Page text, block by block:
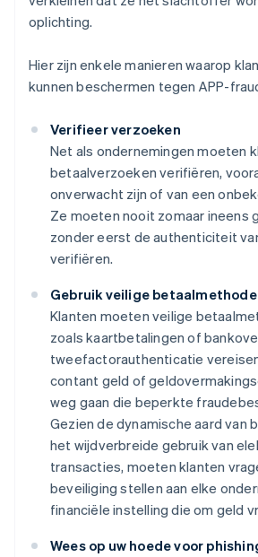
oplichting.
Hier zijn enkele manieren waarop
kunnen beschermen tegen APP-
Verifieer verzoeken
Net als ondernemingen moeten
betaalverzoeken verifiëren,
onverwacht zijn of van een
Ze moeten nooit zomaar ineens
zonder eerst de authenticiteit
verifiëren.
Gebruik veilige
Klanten moeten veilige
zoals kaartbetalingen of
tweefactorauthenticatie
contant geld of
weg gaan die beperkte
Gezien de dynamische aard van
het wijdverbreide gebruik van
transacties, moeten klanten
beveiliging stellen aan elke
financiële instelling die om geld
Wees op uw hoede voor